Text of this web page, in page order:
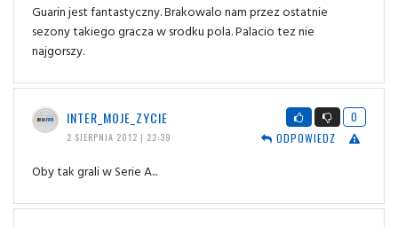
Guarin jest fantastyczny. Brakowalo nam przez ostatnie
sezony takiego gracza w srodku pola. Palacio tez nie
najgorszy.
INTER_MOJE_ZYCIE
2 SIERPNIA 2012 | 22:39
0
ODPOWIEDZ
Oby tak grali w Serie A...